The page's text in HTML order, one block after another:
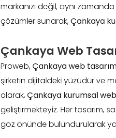
markanızı değil, aynı
çözümler sunarak,Çankaya
Çankaya Web
Proweb,Çankaya web
şirketin dijitaldeki yüzüdür ve
olarak,Çankaya kurumsal
geliştirmekteyiz. Her tasarım,
göz önünde bulundurularak